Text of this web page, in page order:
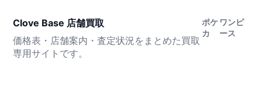
Clove Base 店舗買取
価格表・店舗案内・査定状況をまとめた買取
専用サイトです。
ポケ
カ
ワンピ
ース